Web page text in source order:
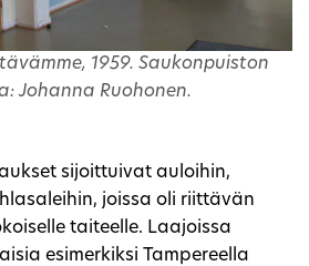
1959. Saukonpuiston
Johanna Ruohonen.
sijoittuivat auloihin,
joissa oli riittävän
taiteelle. Laajoissa
esimerkiksi Tampereella